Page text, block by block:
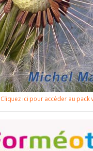
Cliquez ici pour accéder au pack